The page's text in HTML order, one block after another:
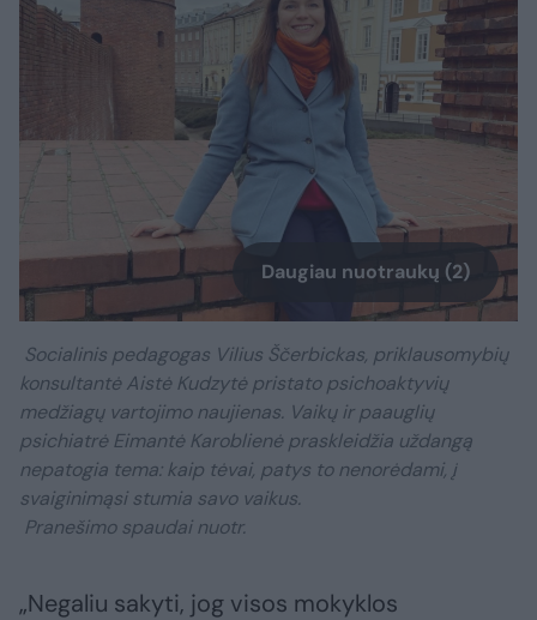
Daugiau nuotraukų (2)
Socialinis pedagogas Vilius Ščerbickas, priklausomybių
konsultantė Aistė Kudzytė pristato psichoaktyvių
medžiagų vartojimo naujienas. Vaikų ir paauglių
psichiatrė Eimantė Karoblienė praskleidžia uždangą
nepatogia tema: kaip tėvai, patys to nenorėdami, į
svaiginimąsi stumia savo vaikus.
Pranešimo spaudai nuotr.
„Negaliu sakyti, jog visos mokyklos